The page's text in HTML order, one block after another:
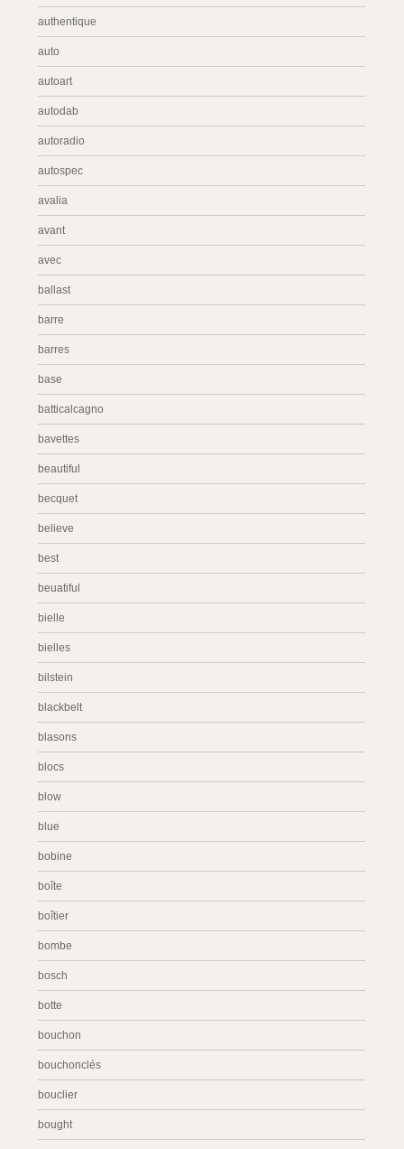
authentique
auto
autoart
autodab
autoradio
autospec
avalia
avant
avec
ballast
barre
barres
base
batticalcagno
bavettes
beautiful
becquet
believe
best
beuatiful
bielle
bielles
bilstein
blackbelt
blasons
blocs
blow
blue
bobine
boîte
boîtier
bombe
bosch
botte
bouchon
bouchonclés
bouclier
bought